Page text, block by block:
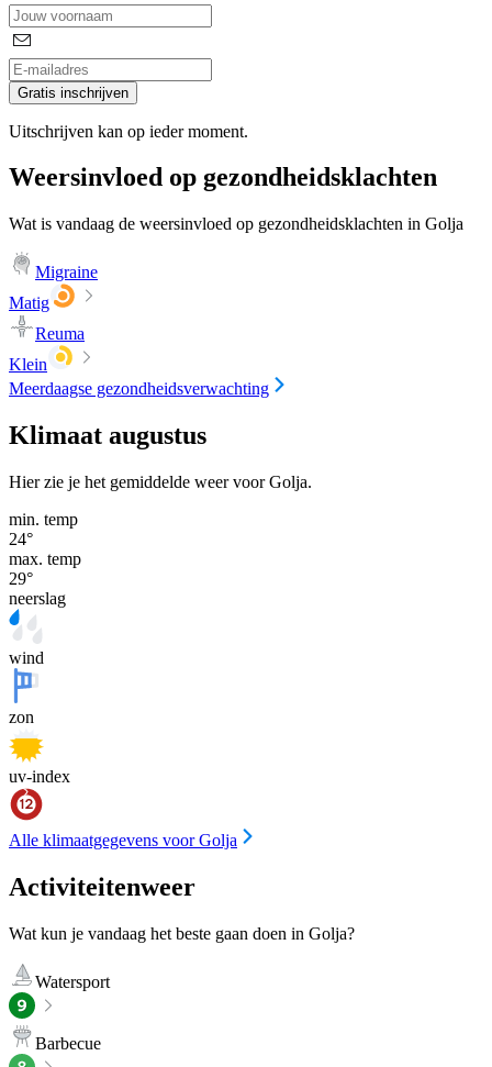
Gratis inschrijven
Uitschrijven kan op ieder moment.
Weersinvloed op gezondheidsklachten
Wat is vandaag de weersinvloed op gezondheidsklachten in Golja
Migraine
Matig
Reuma
Klein
Meerdaagse gezondheidsverwachting
Klimaat augustus
Hier zie je het gemiddelde weer voor Golja.
min. temp
24°
max. temp
29°
neerslag
wind
zon
uv-index
Alle klimaatgegevens voor Golja
Activiteitenweer
Wat kun je vandaag het beste gaan doen in Golja?
Watersport
Barbecue